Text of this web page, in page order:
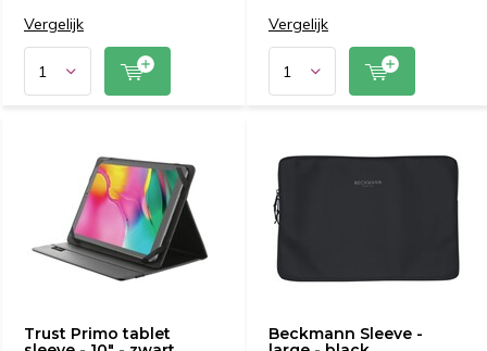
Vergelijk Vergelijk
Trust Primo tablet
Beckmann Sleeve -